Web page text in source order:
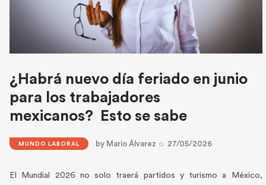
¿Habrá nuevo día feriado en junio
para los trabajadores
mexicanos? Esto se sabe
MUNDO LABORAL by Mario Álvarez 27/05/2026
El Mundial 2026 no solo traerá partidos y turismo a México,